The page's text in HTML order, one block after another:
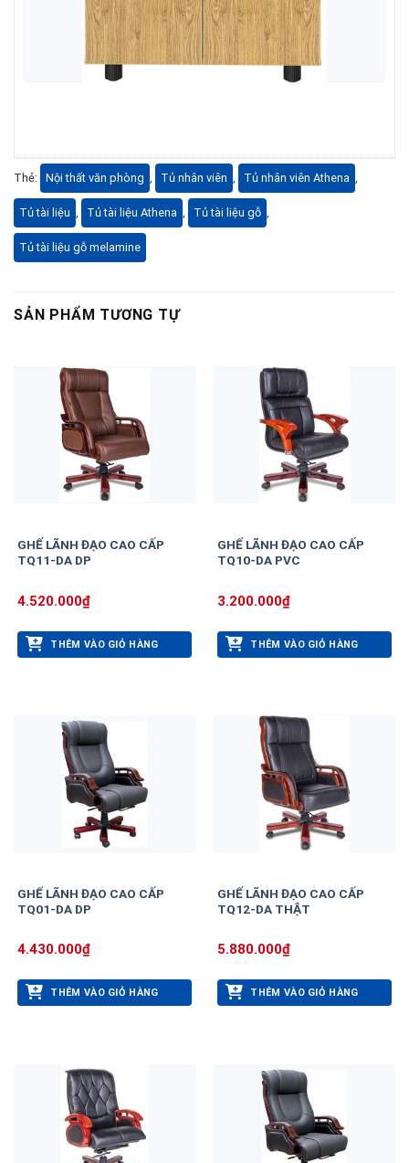
Thẻ: Nội thất văn phòng Tủ nhân viên Tủ nhân viên Athena
Tủ tài liệu Tủ tài liệu Athena Tủ tài liệu gỗ
Tủ tài liệu gỗ melamine
SẢN PHẨM TƯƠNG TỰ
GHẾ LÃNH ĐẠO CAO CẤP
TQ11-DA DP
4.520.000₫
THÊM VÀO GIỎ HÀNG
GHẾ LÃNH ĐẠO CAO CẤP
TQ10-DA PVC
3.200.000₫
THÊM VÀO GIỎ HÀNG
GHẾ LÃNH ĐẠO CAO CẤP
TQ01-DA DP
4.430.000₫
THÊM VÀO GIỎ HÀNG
GHẾ LÃNH ĐẠO CAO CẤP
TQ12-DA THẬT
5.880.000₫
THÊM VÀO GIỎ HÀNG